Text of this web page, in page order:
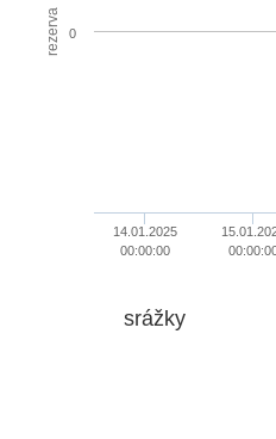
rezerva
14.01.2025
00:00:00
0
srážky